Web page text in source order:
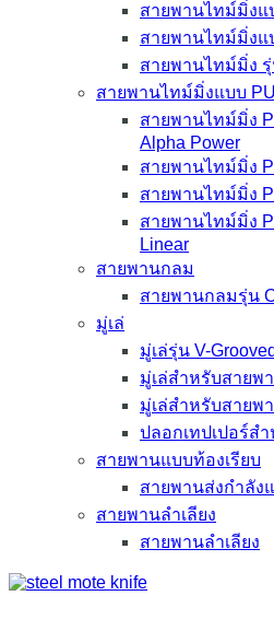
สายพานไทม์มิ่งแ
สายพานไทม์มิ่งแ
สายพานไทม์มิ่ง
สายพานไทม์มิ่งแบบ PU
สายพานไทม์มิ่ง
Alpha Power
สายพานไทม์มิ่ง
สายพานไทม์มิ่ง
สายพานไทม์มิ่ง
Linear
สายพานกลม
สายพานกลมรุ่น
มู่เล่
มู่เล่รุ่น V-Grooved
มู่เล่สำหรับสายพ
มู่เล่สำหรับสายพ
ปลอกเทปเปอร์สำ
สายพานแบบท้องเรียบ
สายพานส่งกำลัง
สายพานลำเลียง
สายพานลำเลียง